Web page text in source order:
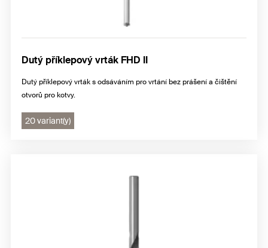
Dutý příklepový vrták FHD II
Dutý příklepový vrták s odsáváním pro vrtání bez prášení a čištění
otvorů pro kotvy.
20 variant(y)